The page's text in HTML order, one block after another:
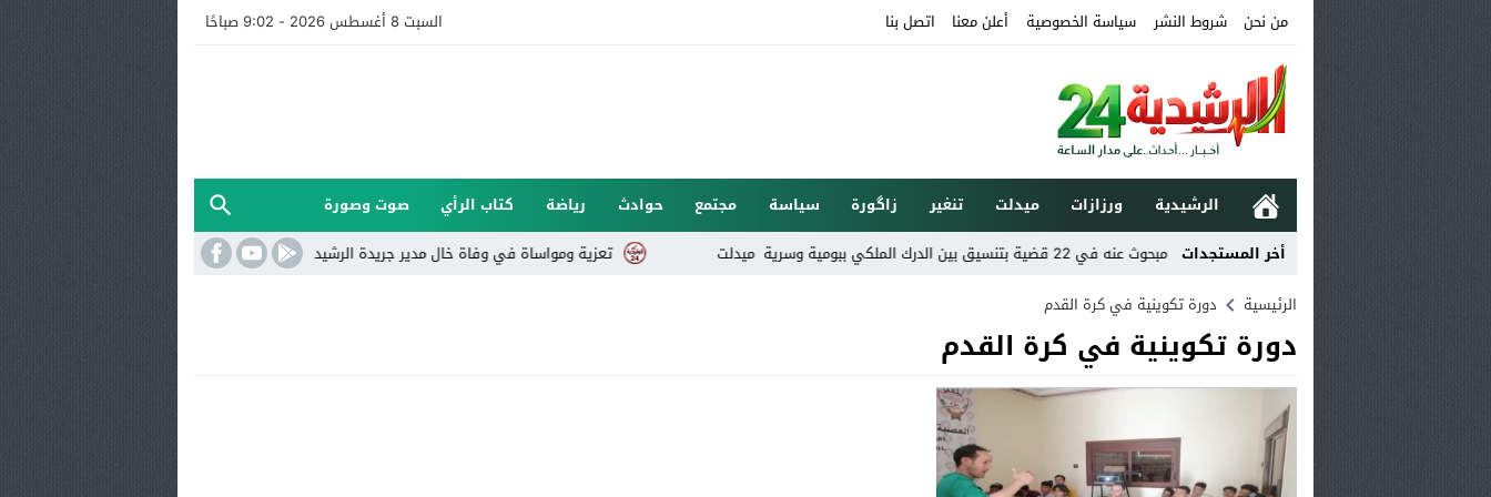
من نحن شروط النشر سياسة الخصوصية أعلن معنا اتصل بنا السبت 8 أغسطس 2026 - 9:02 صباحًا
الرشيدية ورزازات ميدلت تنغير زاگورة سياسة مجتمع حوادث رياضة كتاب الرأي
صوت وصورة
أخر المستجدات
تعزية ومواساة في وفاة خال مدير جريدة الرشيدية 24 الرشيدية.. العثور على شخص جثة هامدة الملك محمد السادس
بومية.. توقيف مبحوث عنه في 22 قضية بتنسيق بين الدرك الملكي ببومية وسرية ميدلت
الرئيسية
دورة تكوينية في كرة القدم
دورة تكوينية في كرة القدم